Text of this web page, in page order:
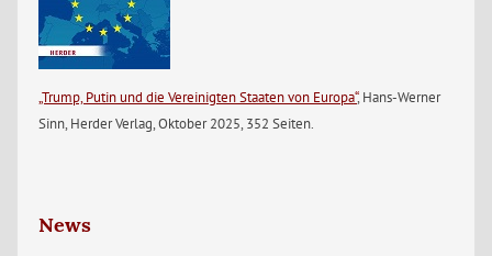
„Trump, Putin und die Vereinigten Staaten von Europa“, Hans-Werner
Sinn, Herder Verlag, Oktober 2025, 352 Seiten.
News